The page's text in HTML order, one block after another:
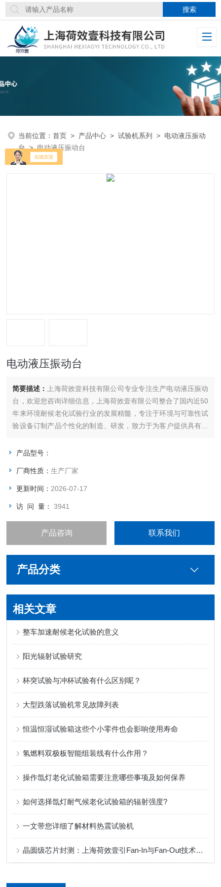
当前位置：首页 > 产品中心 >试验机系列 > 电动液压振动
台>电动液压振动台
电动液压振动台
简要描述：
上海荷效壹科技有限公司专业专注生产电动液压振动
台，欢迎您咨询详细信息，上海荷效壹有限公司整合了国内近50
年来环境耐候老化试验行业的发展精髓，专注于环境与可靠性试
验设备订制产品个性化的制造、研发，致力于为客户提供具有设
及行业性的解决方案。
产品型号：
厂商性质：生产厂家
更新时间： 2026-07-17
访 问 量：3941
产品咨询 联系我们
产品分类
相关文章
整车加速耐候老化试验的意义
阳光辐射试验研究
杯突试验与冲杯试验有什么区别呢？
大型跌落试验机常见故障列表
恒温恒湿试验箱这些个小零件也会影响使用寿命
氢燃料双极板智能组装线有什么作用？
操作氙灯老化试验箱需要注意哪些事项及如何保养
如何选择氙灯耐气候老化试验箱的辐射强度?
一文带您详细了解材料热震试验机
晶圆级芯片封测：上海荷效壹引Fan-In与Fan-Out技术的革新之路